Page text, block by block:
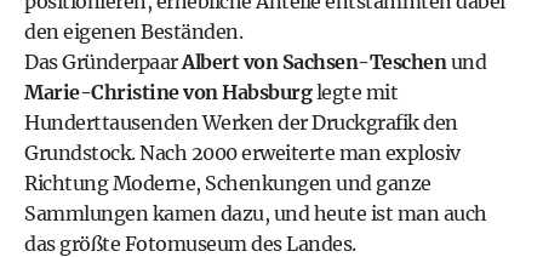
den eigenen Beständen.
Das GründerpaarAlbert von Sachsen-Teschenund
Marie-Christine von Habsburglegte mit
Hunderttausenden Werken der Druckgrafik den
Grundstock. Nach 2000 erweiterte man explosiv
Richtung Moderne, Schenkungen und ganze
Sammlungen kamen dazu, und heute ist man auch
das größte Fotomuseum des Landes.